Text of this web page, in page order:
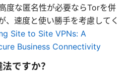
度な匿名性が必要ならTorを併
、速度と使い勝手を考慮してく
Site to Site VPNs: A
Business Connectivity
ですか？